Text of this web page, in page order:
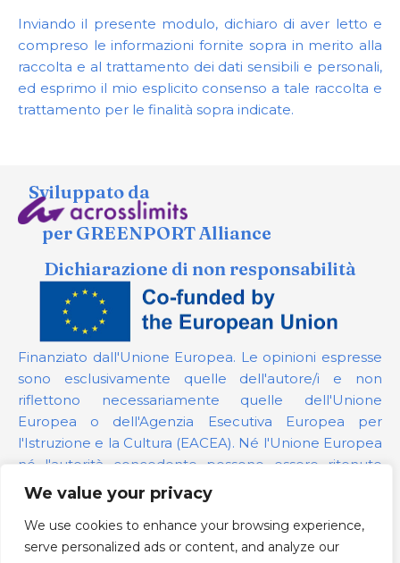
We value your privacy
We use cookies to enhance your browsing experience,
serve personalized ads or content, and analyze our
Inviando il presente modulo, dichiaro di aver letto e
compreso le informazioni fornite sopra in merito alla
raccolta e al trattamento dei dati sensibili e personali,
ed esprimo il mio esplicito consenso a tale raccolta e
trattamento per le finalità sopra indicate.
Sviluppato da
per GREENPORT Alliance
Dichiarazione di non responsabilità
Finanziato dall'Unione Europea. Le opinioni espresse
sono esclusivamente quelle dell'autore/i e non
riflettono necessariamente quelle dell'Unione
Europea o dell'Agenzia Esecutiva Europea per
l'Istruzione e la Cultura (EACEA). Né l'Unione Europea
né l'autorità concedente possono essere ritenute
responsabili per esse.
Numero del progetto:101139879
Politica GDPR